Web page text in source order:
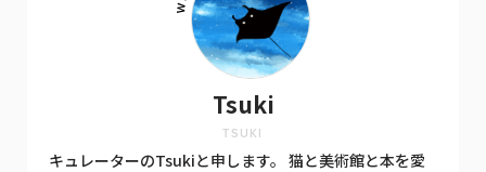
Tsuki
TSUKI
キュレーターのTsukiと申します。 猫と美術館と本を愛